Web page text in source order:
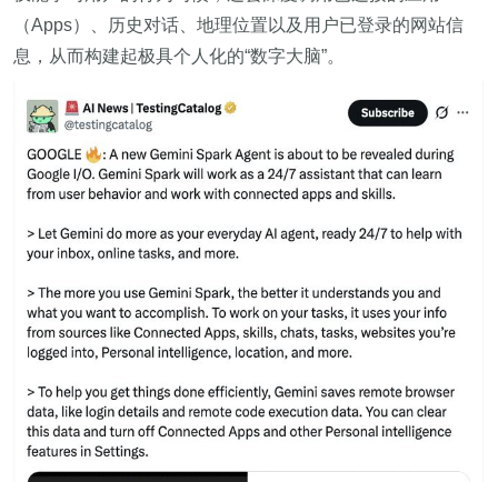
（Apps）、历史对话、地理位置以及用户已登录的网站信
息，从而构建起极具个人化的“数字大脑”。